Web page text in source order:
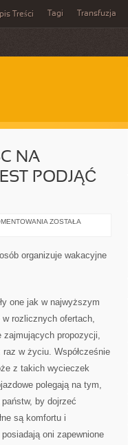
Treści Tagi Transfuzja
NA
PODJĄĆ
JEST
MIEJSC
NA
JEST
WOLĘ
ZOSTAŁA
organizuje wakacyjne
one jak w najwyższym
rozlicznych ofertach,
zajmujących propozycji,
w życiu. Współcześnie
z takich wycieczek
polegają na tym,
by dojrzeć
są komfortu i
oni zapewnione